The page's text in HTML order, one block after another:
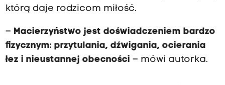
którą daje rodzicom miłość.
– Macierzyństwo jest doświadczeniem bardzo
fizycznym: przytulania, dźwigania, ocierania
łez i nieustannej obecności – mówi autorka.